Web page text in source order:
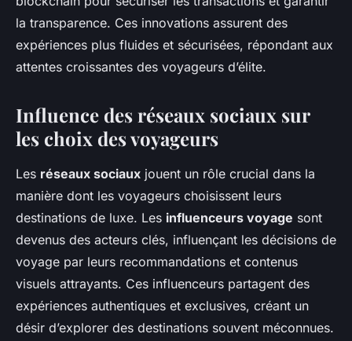
la transparence. Ces innovations assurent des
expériences plus fluides et sécurisées, répondant aux
attentes croissantes des voyageurs d’élite.
Influence des réseaux sociaux sur
les choix des voyageurs
Les réseaux sociaux jouent un rôle crucial dans la
manière dont les voyageurs choisissent leurs
destinations de luxe. Les influenceurs voyage sont
devenus des acteurs clés, influençant les décisions de
voyage par leurs recommandations et contenus
visuels attrayants. Ces influenceurs partagent des
expériences authentiques et exclusives, créant un
désir d’explorer des destinations souvent méconnues.